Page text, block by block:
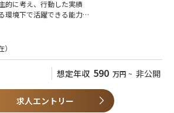
状況に応じて1～2カ月の研修があります。その後
ます。半年後位を目途に、装置を触り始め、2年
イメージです。
ター※四日市拠点のみ入社後1～2年目に研修の一
お持ちの方
調整力
調整業務の経験
い方
ル対応が中心。会話力は必須ではありません）
対して、オンサイトトレーニング（実機を使用し
トレーニング（ダビンチ執刀医が認定証取得
ニング）の練習を担当する。
対して、製品のデモンストレーションやインサー
にシステムを触りながら理解していただく）を主
術に立会い、製品の安全使用のためにサポートす
的に考え、行動した実績
環境下で活躍できる能力
備え、責任感を持った行動ができる方
PPT）の基礎的な知識
くはN1相当レベル
器業界経験者
想定年収 590 万円 ~ 非公開
求人エントリー